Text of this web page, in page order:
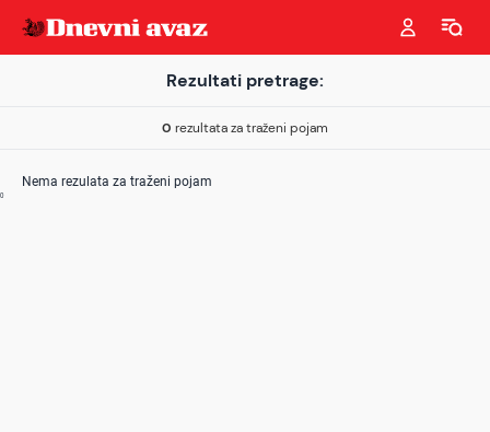
Rezultati pretrage:
0 rezultata za traženi pojam
Nema rezulata za traženi pojam
0